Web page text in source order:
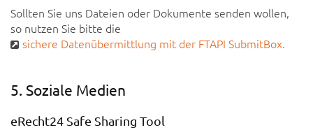
Sollten Sie uns Dateien oder Dokumente senden wollen,
so nutzen Sie bitte die
sichere Datenübermittlung mit der FTAPI SubmitBox.
5. Soziale Medien
eRecht24 Safe Sharing Tool